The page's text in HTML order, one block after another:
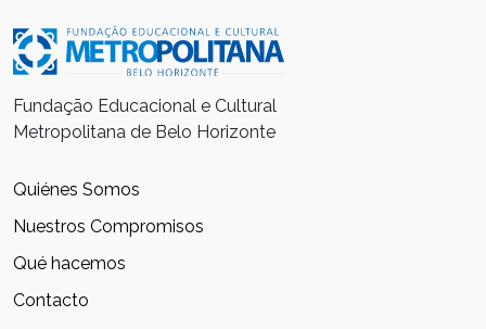
Fundação Educacional e Cultural
Metropolitana de Belo Horizonte
Quiénes Somos
Nuestros Compromisos
Qué hacemos
Contacto